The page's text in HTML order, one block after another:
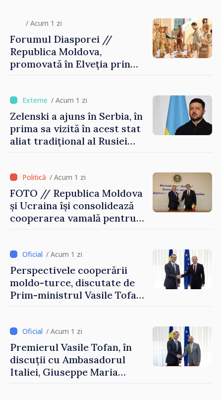
/ Acum 1 zi
Forumul Diasporei //
Republica Moldova,
promovată în Elveția prin
/ Acum 1 zi
Zelenski a ajuns în Serbia, în
prima sa vizită în acest stat
aliat tradițional al Rusiei
/ Acum 1 zi
FOTO // Republica Moldova
și Ucraina își consolidează
cooperarea vamală pentru
Reuniune la Moghiliov-
Podolsk
/ Acum 1 zi
Perspectivele cooperării
moldo-turce, discutate de
Prim-ministrul Vasile Tofan
/ Acum 1 zi
Premierul Vasile Tofan, în
discuții cu Ambasadorul
Italiei, Giuseppe Maria